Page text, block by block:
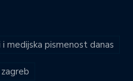
medijska pismenost danas